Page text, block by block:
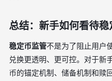
总结：新手如何看待稳
稳定币监管不是为了阻止用户
兑换更透明、更可控。对于新
币的锚定机制、储备机制和赎